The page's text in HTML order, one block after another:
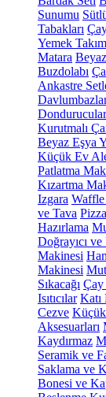
Sunumu
Tabakları
Yemek
Matara
Buzdolabı
Ankastre
Dondurucular
Kurutmalı
Beyaz Eşya
Küçük Ev
Patlatma
Kızartma
Izgara
ve Tava
Hazırlama
Doğrayıcı
Makinesi
Makinesi
Sıkacağı
Isıtıcılar Katı
Cezve Küçük
Aksesuarları
Kaydırmaz
Seramik ve
Saklama ve
Bonesi ve